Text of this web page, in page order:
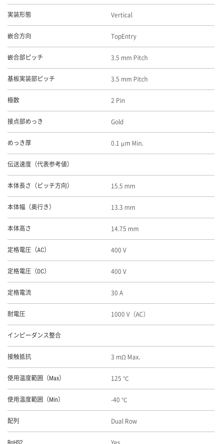
実装形態 Vertical
嵌合方向 TopEntry
嵌合部ピッチ 3.5 mm Pitch
基板実装部ピッチ 3.5 mm Pitch
極数 2 Pin
接点部めっき Gold
めっき厚 0.1 μm Min.
伝送速度（代表参考値）
本体長さ（ピッチ方向） 15.5 mm
本体幅（奥行き） 13.3 mm
本体高さ 14.75 mm
定格電圧（AC） 400 V
定格電圧（DC） 400 V
定格電流 30 A
耐電圧 1000 V（AC）
インピーダンス整合
接触抵抗 3 mΩ Max.
使用温度範囲（Max） 125 ℃
使用温度範囲（Min） -40 ℃
配列 Dual Row
RoHS2